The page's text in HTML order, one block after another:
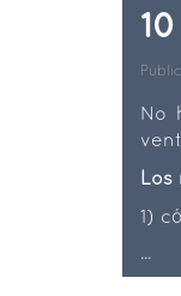
No
Los
1)
...